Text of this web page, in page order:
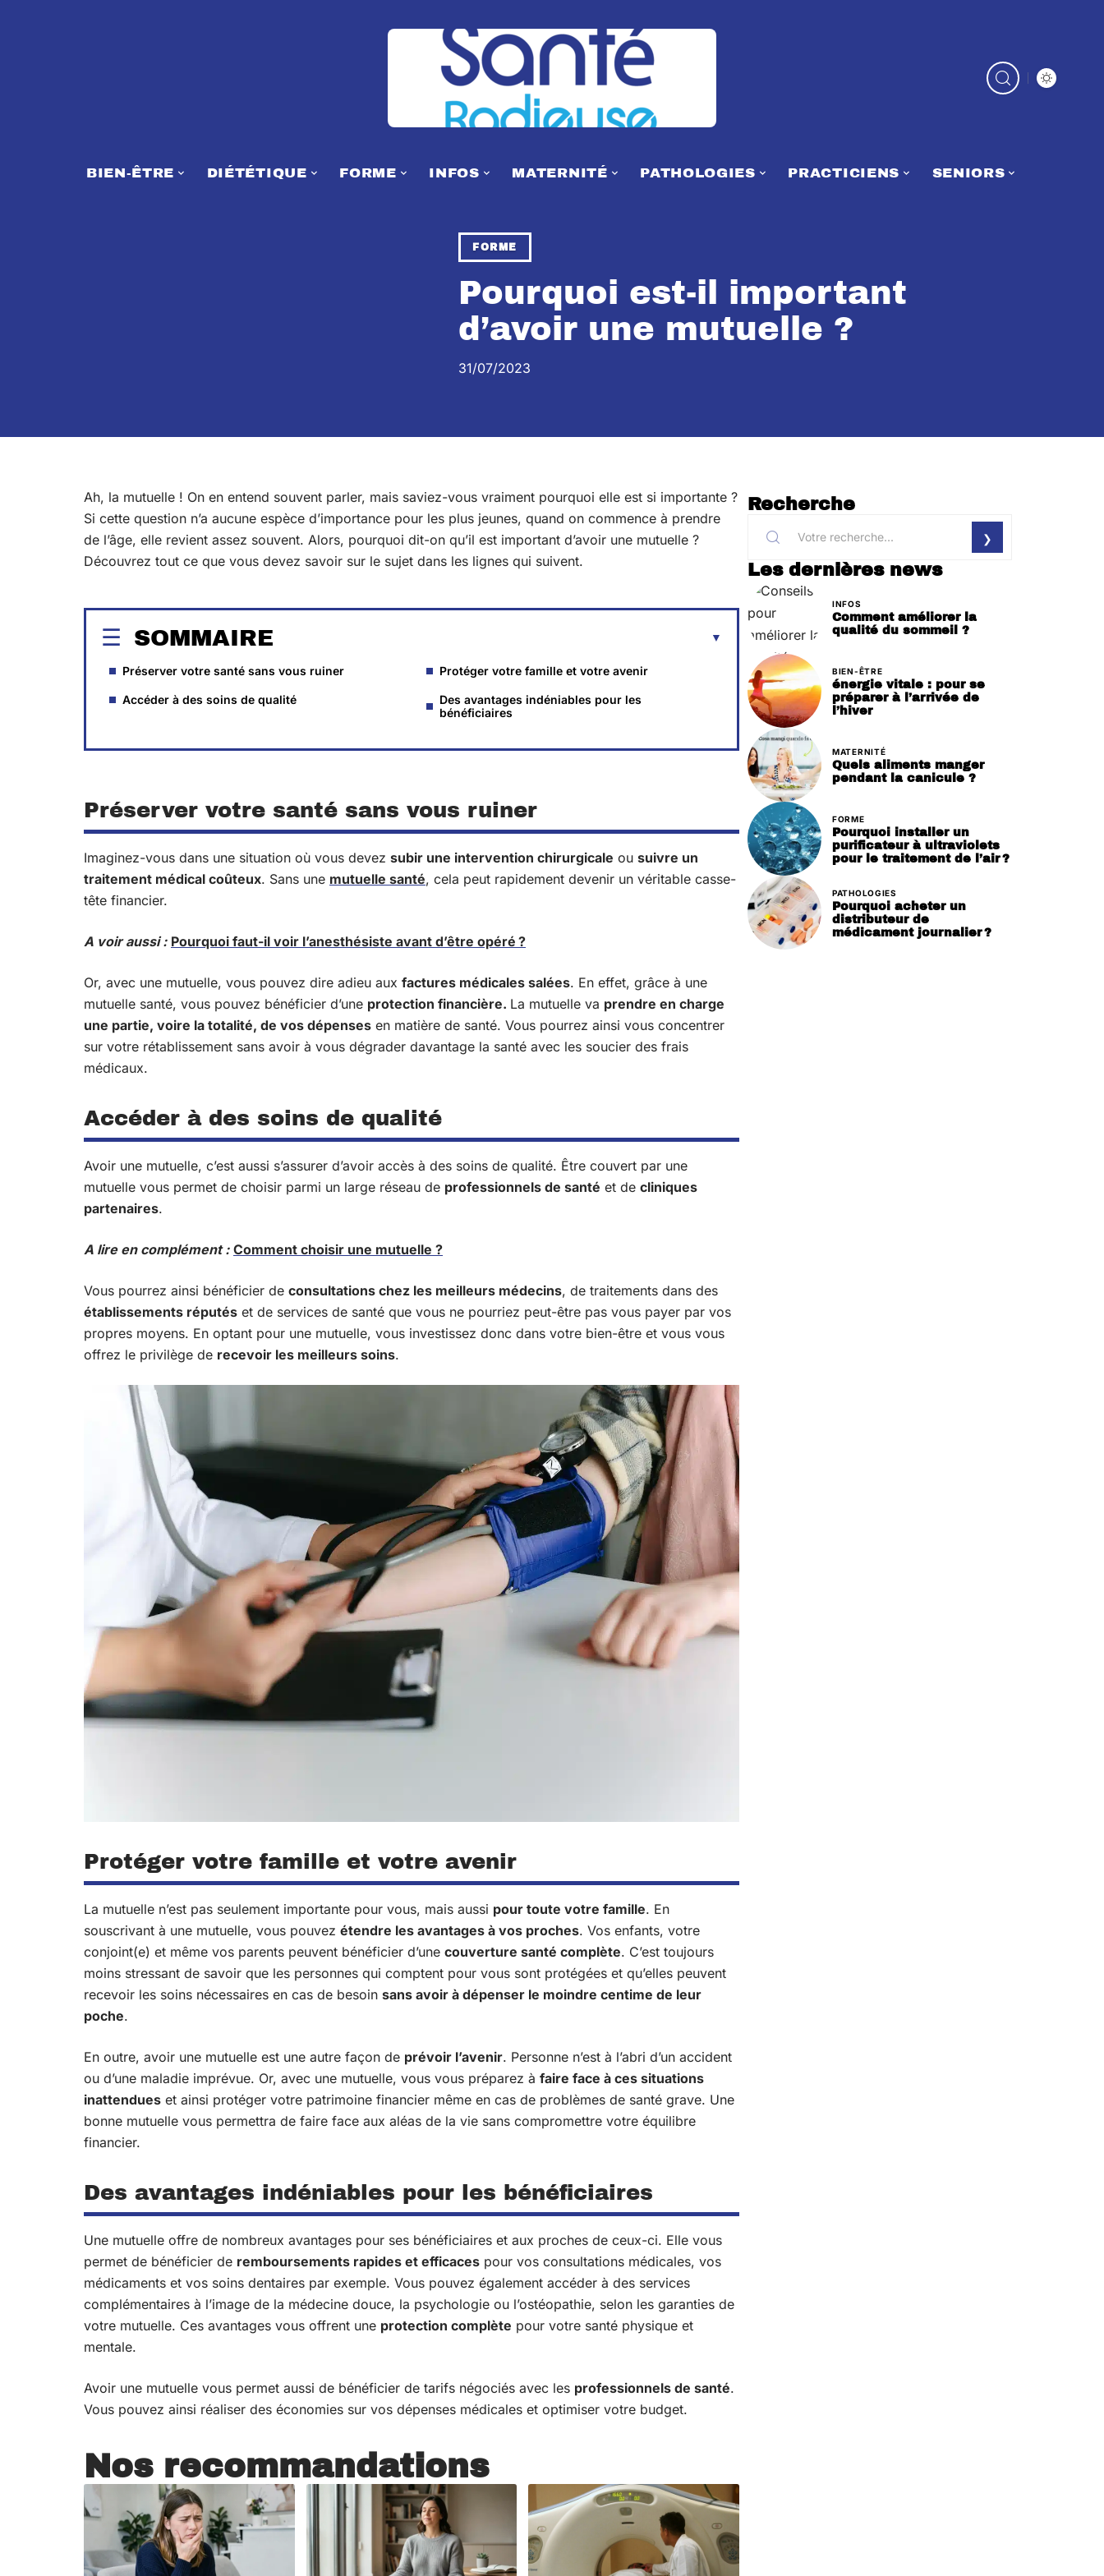
BIEN-ÊTRE DIÉTÉTIQUE FORME INFOS MATERNITÉ PATHOLOGIES PRACTICIENS SENIORS
FORME
Pourquoi est-il important
d’avoir une mutuelle ?
31/07/2023
Ah, la mutuelle ! On en entend souvent parler, mais saviez-vous vraiment pourquoi elle est si importante ?
Si cette question n’a aucune espèce d’importance pour les plus jeunes, quand on commence à prendre
de l’âge, elle revient assez souvent. Alors, pourquoi dit-on qu’il est important d’avoir une mutuelle ?
Découvrez tout ce que vous devez savoir sur le sujet dans les lignes qui suivent.
SOMMAIRE
Préserver votre santé sans vous ruiner
Accéder à des soins de qualité
Protéger votre famille et votre avenir
Des avantages indéniables pour les
bénéficiaires
Préserver votre santé sans vous ruiner
Imaginez-vous dans une situation où vous devez subir une intervention chirurgicale ou suivre un
traitement médical coûteux. Sans une mutuelle santé, cela peut rapidement devenir un véritable casse-
tête financier.
A voir aussi : Pourquoi faut-il voir l’anesthésiste avant d’être opéré ?
Or, avec une mutuelle, vous pouvez dire adieu aux factures médicales salées. En effet, grâce à une
mutuelle santé, vous pouvez bénéficier d’une protection financière. La mutuelle va prendre en charge
une partie, voire la totalité, de vos dépenses en matière de santé. Vous pourrez ainsi vous concentrer
sur votre rétablissement sans avoir à vous dégrader davantage la santé avec les soucier des frais
médicaux.
Accéder à des soins de qualité
Avoir une mutuelle, c’est aussi s’assurer d’avoir accès à des soins de qualité. Être couvert par une
mutuelle vous permet de choisir parmi un large réseau de professionnels de santé et de cliniques
partenaires.
A lire en complément : Comment choisir une mutuelle ?
Vous pourrez ainsi bénéficier de consultations chez les meilleurs médecins, de traitements dans des
établissements réputés et de services de santé que vous ne pourriez peut-être pas vous payer par vos
propres moyens. En optant pour une mutuelle, vous investissez donc dans votre bien-être et vous vous
offrez le privilège de recevoir les meilleurs soins.
Protéger votre famille et votre avenir
La mutuelle n’est pas seulement importante pour vous, mais aussi pour toute votre famille. En
souscrivant à une mutuelle, vous pouvez étendre les avantages à vos proches. Vos enfants, votre
conjoint(e) et même vos parents peuvent bénéficier d’une couverture santé complète. C’est toujours
moins stressant de savoir que les personnes qui comptent pour vous sont protégées et qu’elles peuvent
recevoir les soins nécessaires en cas de besoin sans avoir à dépenser le moindre centime de leur
poche.
En outre, avoir une mutuelle est une autre façon de prévoir l’avenir. Personne n’est à l’abri d’un accident
ou d’une maladie imprévue. Or, avec une mutuelle, vous vous préparez à faire face à ces situations
inattendues et ainsi protéger votre patrimoine financier même en cas de problèmes de santé grave. Une
bonne mutuelle vous permettra de faire face aux aléas de la vie sans compromettre votre équilibre
financier.
Des avantages indéniables pour les bénéficiaires
Une mutuelle offre de nombreux avantages pour ses bénéficiaires et aux proches de ceux-ci. Elle vous
permet de bénéficier de remboursements rapides et efficaces pour vos consultations médicales, vos
médicaments et vos soins dentaires par exemple. Vous pouvez également accéder à des services
complémentaires à l’image de la médecine douce, la psychologie ou l’ostéopathie, selon les garanties de
votre mutuelle. Ces avantages vous offrent une protection complète pour votre santé physique et
mentale.
Avoir une mutuelle vous permet aussi de bénéficier de tarifs négociés avec les professionnels de santé.
Vous pouvez ainsi réaliser des économies sur vos dépenses médicales et optimiser votre budget.
Nos recommandations
Recherche
Les dernières news
INFOS
Comment améliorer la
qualité du sommeil ?
BIEN-ÊTRE
énergie vitale : pour se
préparer à l’arrivée de
l’hiver
MATERNITÉ
Quels aliments manger
pendant la canicule ?
FORME
Pourquoi installer un
purificateur à ultraviolets
pour le traitement de l’air ?
PATHOLOGIES
Pourquoi acheter un
distributeur de
médicament journalier ?